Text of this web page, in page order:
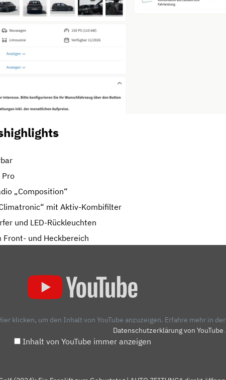
Pro
„Composition“
mit Aktiv-Kombifilter
und LED-Rückleuchten
Front- und Heckbereich
klicken, um den Inhalt von YouTube anzuzeigen. Erfahre mehr in der
Datenschutzerklärung von YouTube.
Inhalt von YouTube immer anzeigen